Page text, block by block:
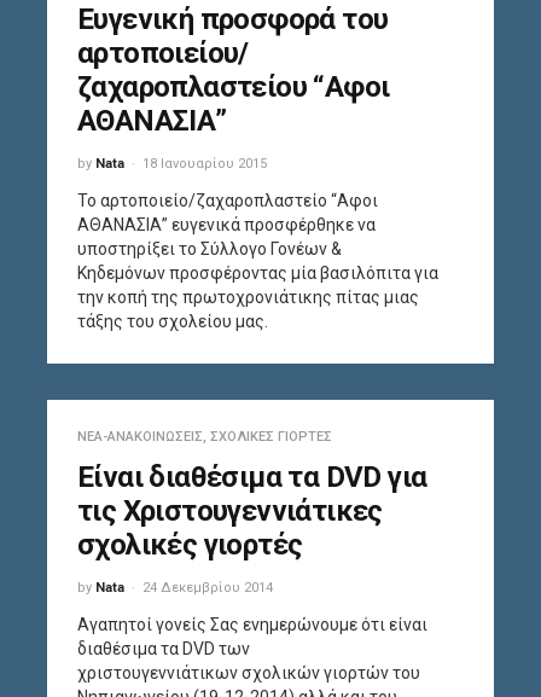
Ευγενική προσφορά του
αρτοποιείου/
ζαχαροπλαστείου “Αφοι
ΑΘΑΝΑΣΙΑ”
by Nata 18 Ιανουαρίου 2015
Το αρτοποιείο/ζαχαροπλαστείο “Αφοι
ΑΘΑΝΑΣΙΑ” ευγενικά προσφέρθηκε να
υποστηρίξει το Σύλλογο Γονέων &
Κηδεμόνων προσφέροντας μία βασιλόπιτα για
την κοπή της πρωτοχρονιάτικης πίτας μιας
τάξης του σχολείου μας.
ΝΈΑ-ΑΝΑΚΟΙΝΏΣΕΙΣ, ΣΧΟΛΙΚΈΣ ΓΙΟΡΤΈΣ
Είναι διαθέσιμα τα DVD για
τις Χριστουγεννιάτικες
σχολικές γιορτές
by Nata 24 Δεκεμβρίου 2014
Αγαπητοί γονείς Σας ενημερώνουμε ότι είναι
διαθέσιμα τα DVD των
χριστουγεννιάτικων σχολικών γιορτών του